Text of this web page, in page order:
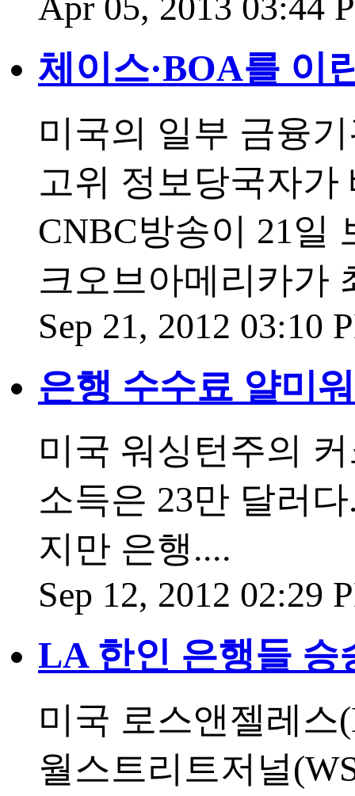
체이스·BOA를 이
미국의 일부 금융
고위 정보당국자가
CNBC방송이 21일
크오브아메리카가
Sep 21, 2012 03:10
은행 수수료 얄미
미국 워싱턴주의
소득은 23만 달러
지만 은행....
Sep 12, 2012 02:29
LA 한인 은행들 승
미국 로스앤젤레
월스트리트저널